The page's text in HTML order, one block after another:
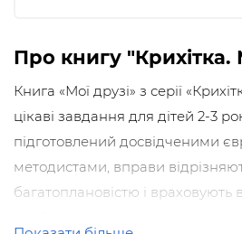
Про книгу "Крихітка.
Книга «Мої друзі» з серії
цікаві завдання для дітей 2-3
підготовлений досвідченими
методистами, вправи
багатоплановістю і враховують